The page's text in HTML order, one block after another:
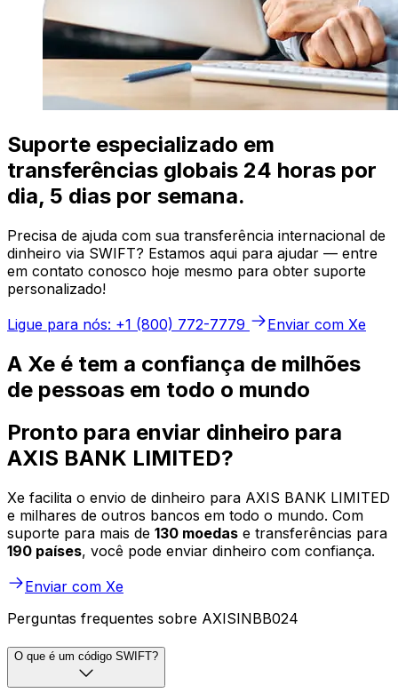
Suporte especializado em
transferências globais 24 horas por
dia, 5 dias por semana.
Precisa de ajuda com sua transferência internacional de
dinheiro via SWIFT? Estamos aqui para ajudar — entre
em contato conosco hoje mesmo para obter suporte
personalizado!
Ligue para nós: +1 (800) 772-7779
Enviar com Xe
A Xe é tem a confiança de milhões
de pessoas em todo o mundo
Pronto para enviar dinheiro para
AXIS BANK LIMITED?
Xe facilita o envio de dinheiro para AXIS BANK LIMITED
e milhares de outros bancos em todo o mundo. Com
suporte para mais de 130 moedas e transferências para
190 países, você pode enviar dinheiro com confiança.
Enviar com Xe
Perguntas frequentes sobre AXISINBB024
O que é um código SWIFT?